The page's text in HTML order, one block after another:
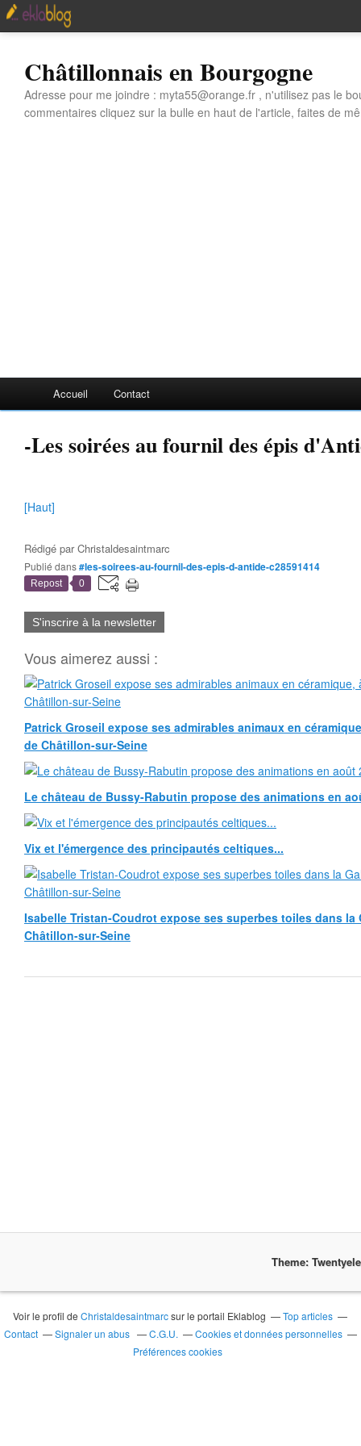
Châtillonnais en Bourgogne
Adresse pour me joindre : myta55@orange.fr , n'utilisez pas le
commentaires cliquez sur la bulle en haut de l'article, faites de
Accueil Contact
-Les soirées au fournil des épis
[Haut]
Rédigé parChristaldesaintmarc
Publié dans#les-soirees-au-fournil-des-epis-d-antide-c28591414
Repost 0
S'inscrire à la newsletter
Vous aimerez aussi :
Patrick Groseil expose ses admirables animaux en
de Châtillon-sur-Seine
Le château de Bussy-Rabutin propose des animations en
Vix et l'émergence des principautés celtiques...
Isabelle Tristan-Coudrot expose ses superbes toiles dans la
Châtillon-sur-Seine
Theme:
Voir le profil deChristaldesaintmarcsur le portail Eklablog
Top articles
Contact
Signaler un abus C.G.U.
Cookies et données personnelles
Préférences cookies